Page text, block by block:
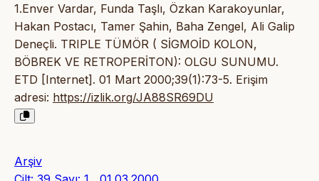
1.Enver Vardar, Funda Taşlı, Özkan Karakoyunlar,
Hakan Postacı, Tamer Şahin, Baha Zengel, Ali Galip
Deneçli. TRIPLE TÜMÖR ( SİGMOİD KOLON,
BÖBREK VE RETROPERİTON): OLGU SUNUMU.
ETD [Internet]. 01 Mart 2000;39(1):73-5. Erişim
adresi: https://izlik.org/JA88SR69DU
Arşiv